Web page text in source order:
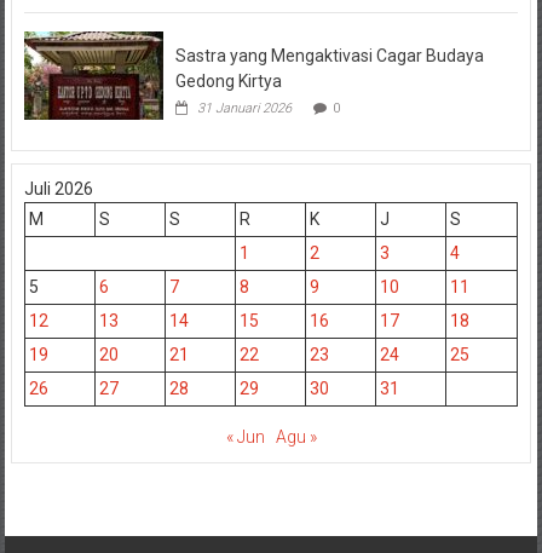
Sastra yang Mengaktivasi Cagar Budaya
Gedong Kirtya
31 Januari 2026 0
Juli 2026
M
S S R K J
S
1
2 3
4
5
6 7 8 9 10
11
12
13 14 15 16 17
18
19
20 21 22 23 24
25
26
27 28 29 30 31
« Jun Agu »